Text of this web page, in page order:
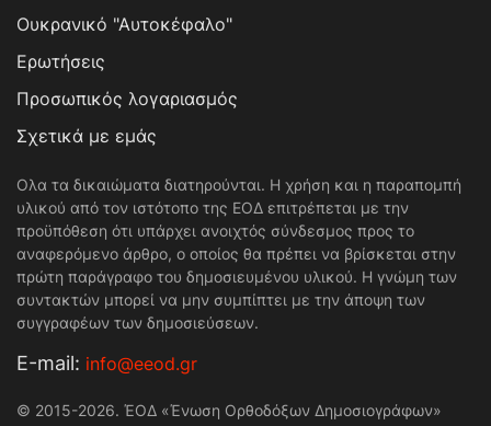
Ουκρανικό "Αυτοκέφαλο"
Ερωτήσεις
Προσωπικός λογαριασμός
Σχετικά με εμάς
Ολα τα δικαιώματα διατηρούνται. Η χρήση και η παραπομπή
υλικού από τον ιστότοπο της ΕΟΔ επιτρέπεται με την
προϋπόθεση ότι υπάρχει ανοιχτός σύνδεσμος προς το
αναφερόμενο άρθρο, ο οποίος θα πρέπει να βρίσκεται στην
πρώτη παράγραφο του δημοσιευμένου υλικού. Η γνώμη των
συντακτών μπορεί να μην συμπίπτει με την άποψη των
συγγραφέων των δημοσιεύσεων.
Е-mail: info@eeod.gr
© 2015-2026. ΈΟΔ «Ένωση Ορθοδόξων Δημοσιογράφων»